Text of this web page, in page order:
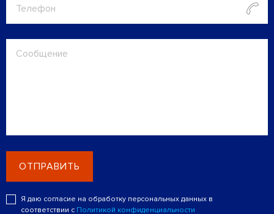
ОТПРАВИТЬ
Я даю согласие на обработку персональных данных в
соответствии с Политикой конфиденциальности